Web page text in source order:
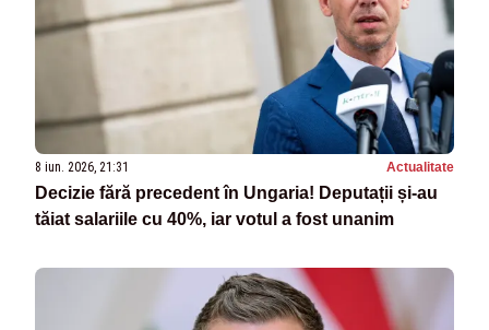
8 iun. 2026, 21:31 Actualitate
Decizie fără precedent în Ungaria! Deputații și-au
tăiat salariile cu 40%, iar votul a fost unanim